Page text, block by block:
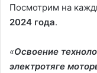
Посмотрим на
2024 года.
«Освоение
электротяге